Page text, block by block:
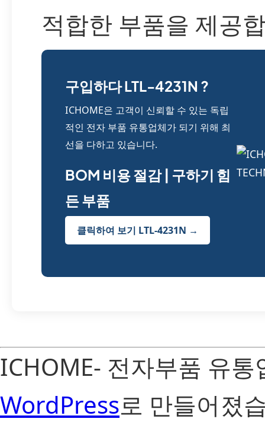
적합한 부품을 제공
구입하다 LTL-4231N ?
ICHOME은 고객이 신뢰할 수 있는 독립
적인 전자 부품 유통업체가 되기 위해 최
선을 다하고 있습니다.
BOM 비용 절감 | 구하기 힘
든 부품
클릭하여 보기 LTL-4231N →
ICHOME- 전자부품 유
WordPress로 만들어졌